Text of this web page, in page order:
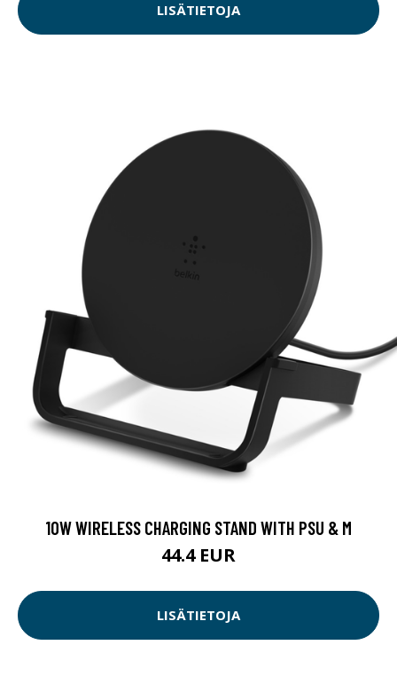
LISÄTIETOJA
10W WIRELESS CHARGING STAND WITH PSU & M
44.4 EUR
LISÄTIETOJA